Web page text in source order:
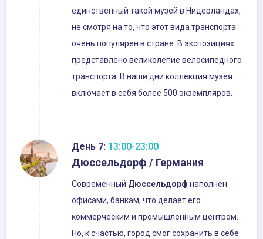
единственный такой музей в Нидерландах,
не смотря на то, что этот вида транспорта
очень популярен в стране. В экспозициях
представлено великолепие велосипедного
транспорта. В наши дни коллекция музея
включает в себя более 500 экземпляров.
День 7: 13:00-23:00
Дюссельдорф / Германия
Современный Дюссельдорф наполнен
офисами, банкам, что делает его
коммерческим и промышленным центром.
Но, к счастью, город смог сохранить в себе